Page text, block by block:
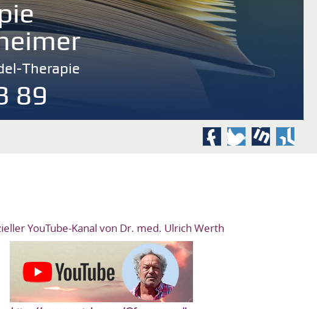
Therapie
89
YouTube-Kanal von Dr. med. Ulrich Werth